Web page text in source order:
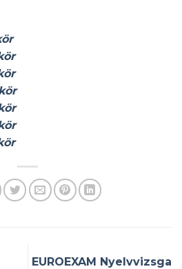
EUROEXAM Nyelvvizsga